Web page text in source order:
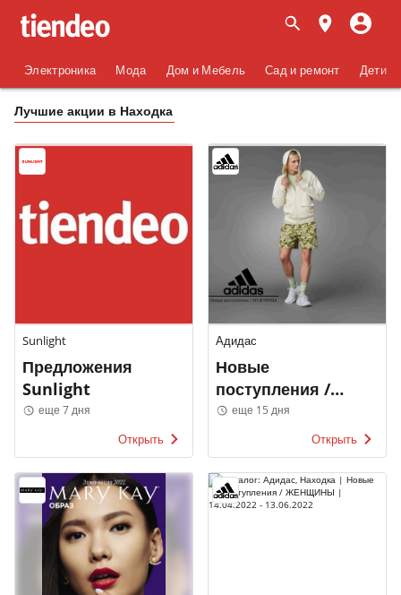
Электроника Мода Дом и Мебель Сад и ремонт Дети
Лучшие акции в Находка
Sunlight
Предложения
Sunlight
еще 7 дня
Открыть
Адидас
Новые
поступления /
МУЖЧИНЫ
еще 15 дня
Открыть